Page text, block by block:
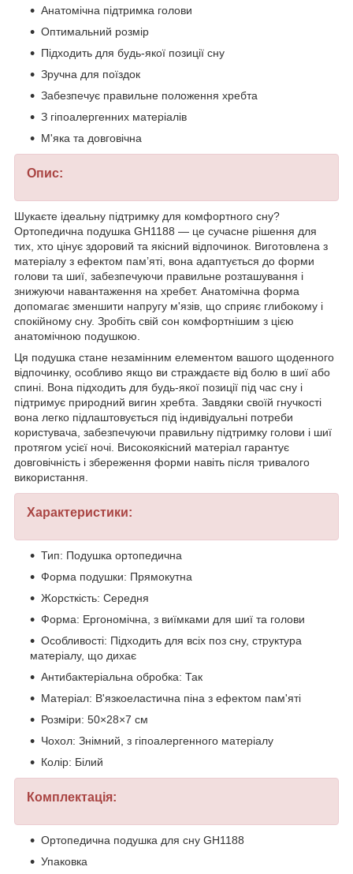
Анатомічна підтримка голови
Оптимальний розмір
Підходить для будь-якої позиції сну
Зручна для поїздок
Забезпечує правильне положення хребта
З гіпоалергенних матеріалів
М'яка та довговічна
Опис:
Шукаєте ідеальну підтримку для комфортного сну?
Ортопедична подушка GH1188 — це сучасне рішення для
тих, хто цінує здоровий та якісний відпочинок. Виготовлена з
матеріалу з ефектом пам’яті, вона адаптується до форми
голови та шиї, забезпечуючи правильне розташування і
знижуючи навантаження на хребет. Анатомічна форма
допомагає зменшити напругу м'язів, що сприяє глибокому і
спокійному сну. Зробіть свій сон комфортнішим з цією
анатомічною подушкою.
Ця подушка стане незамінним елементом вашого щоденного
відпочинку, особливо якщо ви страждаєте від болю в шиї або
спині. Вона підходить для будь-якої позиції під час сну і
підтримує природний вигин хребта. Завдяки своїй гнучкості
вона легко підлаштовується під індивідуальні потреби
користувача, забезпечуючи правильну підтримку голови і шиї
протягом усієї ночі. Високоякісний матеріал гарантує
довговічність і збереження форми навіть після тривалого
використання.
Характеристики:
Тип: Подушка ортопедична
Форма подушки: Прямокутна
Жорсткість: Середня
Форма: Ергономічна, з виїмками для шиї та голови
Особливості: Підходить для всіх поз сну, структура
матеріалу, що дихає
Антибактеріальна обробка: Так
Матеріал: В'язкоеластична піна з ефектом пам'яті
Розміри: 50×28×7 см
Чохол: Знімний, з гіпоалергенного матеріалу
Колір: Білий
Комплектація:
Ортопедична подушка для сну GH1188
Упаковка